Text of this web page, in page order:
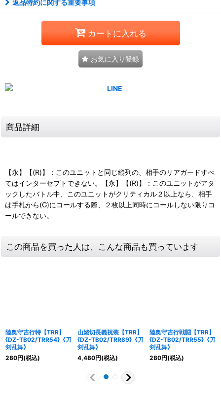
返品特約に関する重要事項
カートに入れる
お気に入り登録
商品詳細
【永】【(R)】：このユニットと同じ縦列の、相手のリアガードすべ
てはインターセプトできない。【永】【(R)】：このユニットがアタ
ックしたバトル中、このユニットがクリティカル２以上なら、相手
は手札から(G)にコールする際、２枚以上同時にコールしない限りコ
ールできない。
この商品を買った人は、こんな商品も買っています
陸奥守吉行特【TRR】
{DZ-TB02/TRR54}《刀
剣乱舞》
280円(税込)
山姥切長義祝装【TRR】
{DZ-TB02/TRR89}《刀
剣乱舞》
4,480円(税込)
陸奥守吉行戦闘【TRR】
{DZ-TB02/TRR55}《刀
剣乱舞》
280円(税込)